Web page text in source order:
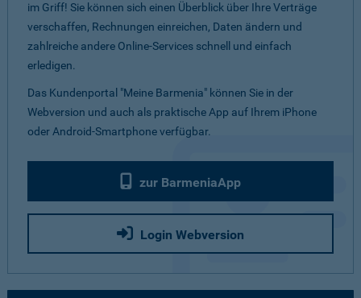
im Griff! Sie können sich einen Überblick über Ihre Verträge
verschaffen, Rechnungen einreichen, Daten ändern und
zahlreiche andere Online-Services schnell und einfach
erledigen.
Das Kundenportal "Meine Barmenia" können Sie in der
Webversion und auch als praktische App auf Ihrem iPhone
oder Android-Smartphone verfügbar.
zur BarmeniaApp
Login Webversion